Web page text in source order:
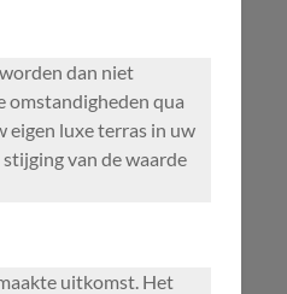
dan niet
omstandigheden qua
eigen luxe terras in uw
van de waarde
uitkomst. Het